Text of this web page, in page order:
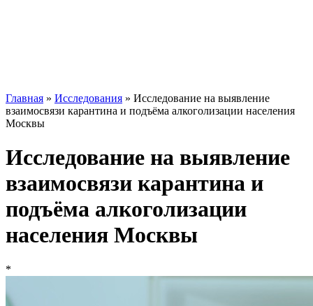
Главная » Исследования » Исследование на выявление
взаимосвязи карантина и подъёма алкоголизации населения
Москвы
Исследование на выявление
взаимосвязи карантина и
подъёма алкоголизации
населения Москвы
*